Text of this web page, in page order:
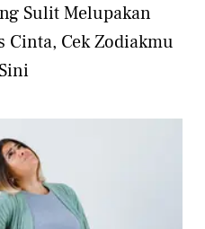
Sulit Melupakan
Cinta, Cek Zodiakmu